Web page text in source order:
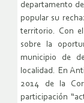
departamento
popular su
territorio. Con
sobre la
municipio de
localidad. En
2014 de la
participación